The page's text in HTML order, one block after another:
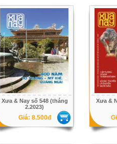
Xưa & Nay số 548 (tháng
2.2023)
Giá: 8.500đ
Xưa &